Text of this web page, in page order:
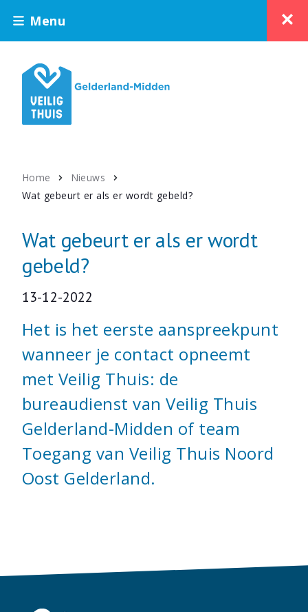
Menu
Home
Nieuws
Wat gebeurt er als er wordt gebeld?
Wat gebeurt er als er wordt
gebeld?
13-12-2022
Het is het eerste aanspreekpunt
wanneer je contact opneemt
met Veilig Thuis: de
bureaudienst van Veilig Thuis
Gelderland-Midden of team
Toegang van Veilig Thuis Noord
Oost Gelderland.